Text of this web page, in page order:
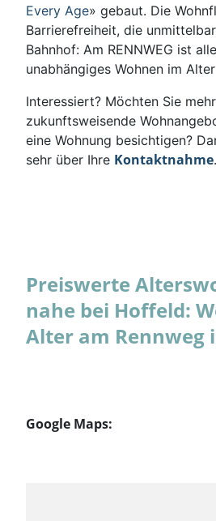
Every Age» gebaut. Die
Barrierefreiheit, die
Bahnhof: Am RENNWEG ist
unabhängiges Wohnen im
Interessiert? Möchten Sie
zukunftsweisende
eine Wohnung besichtigen?
sehr über Ihre Kontaktnahme.
Preiswerte
nahe bei Hoffeld:
Alter am Rennweg
Google Maps: